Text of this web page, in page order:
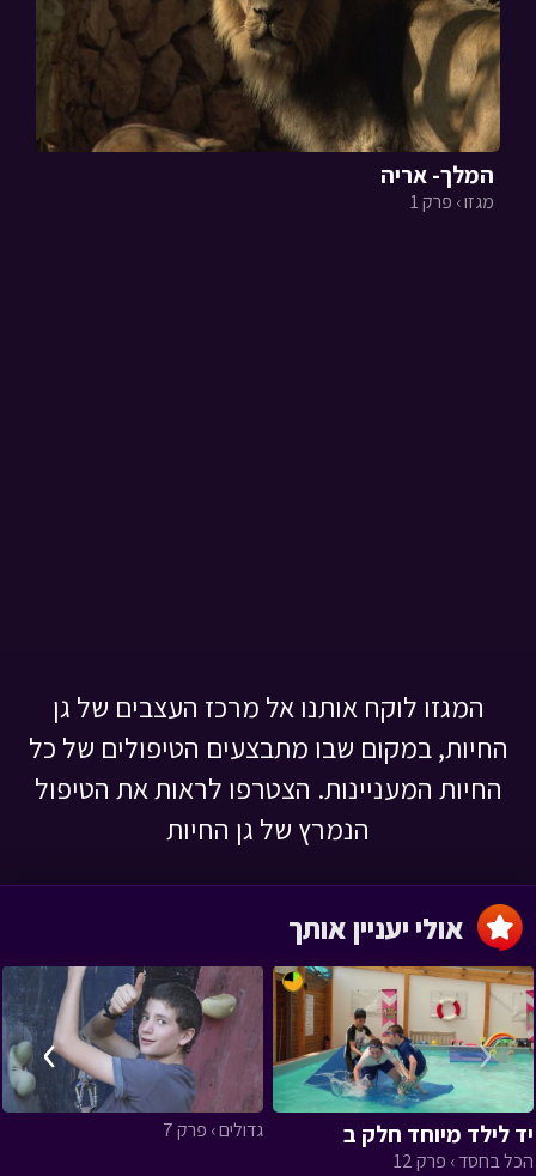
המלך- אריה
מגזו › פרק 1
המגזו לוקח אותנו אל מרכז העצבים של גן
החיות, במקום שבו מתבצעים הטיפולים של כל
החיות המעניינות. הצטרפו לראות את הטיפול
הנמרץ של גן החיות
יד לילד מיוחד חלק ב
הכל בחסד › פרק 12
גדולים › פרק 7
‹
›